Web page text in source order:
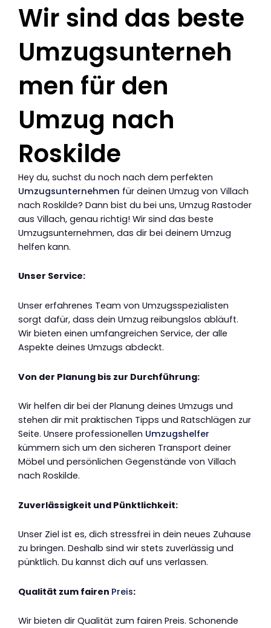
Wir sind das beste
Umzugsunterneh
men für den
Umzug nach
Roskilde
Hey du, suchst du noch nach dem perfekten
Umzugsunternehmen für deinen Umzug von Villach
nach Roskilde? Dann bist du bei uns, Umzug Rastoder
aus Villach, genau richtig! Wir sind das beste
Umzugsunternehmen, das dir bei deinem Umzug
helfen kann.
Unser Service:
Unser erfahrenes Team von Umzugsspezialisten
sorgt dafür, dass dein Umzug reibungslos abläuft.
Wir bieten einen umfangreichen Service, der alle
Aspekte deines Umzugs abdeckt.
Von der Planung bis zur Durchführung:
Wir helfen dir bei der Planung deines Umzugs und
stehen dir mit praktischen Tipps und Ratschlägen zur
Seite. Unsere professionellen Umzugshelfer
kümmern sich um den sicheren Transport deiner
Möbel und persönlichen Gegenstände von Villach
nach Roskilde.
Zuverlässigkeit und Pünktlichkeit:
Unser Ziel ist es, dich stressfrei in dein neues Zuhause
zu bringen. Deshalb sind wir stets zuverlässig und
pünktlich. Du kannst dich auf uns verlassen.
Qualität zum fairen Preis:
Wir bieten dir Qualität zum fairen Preis. Schonende